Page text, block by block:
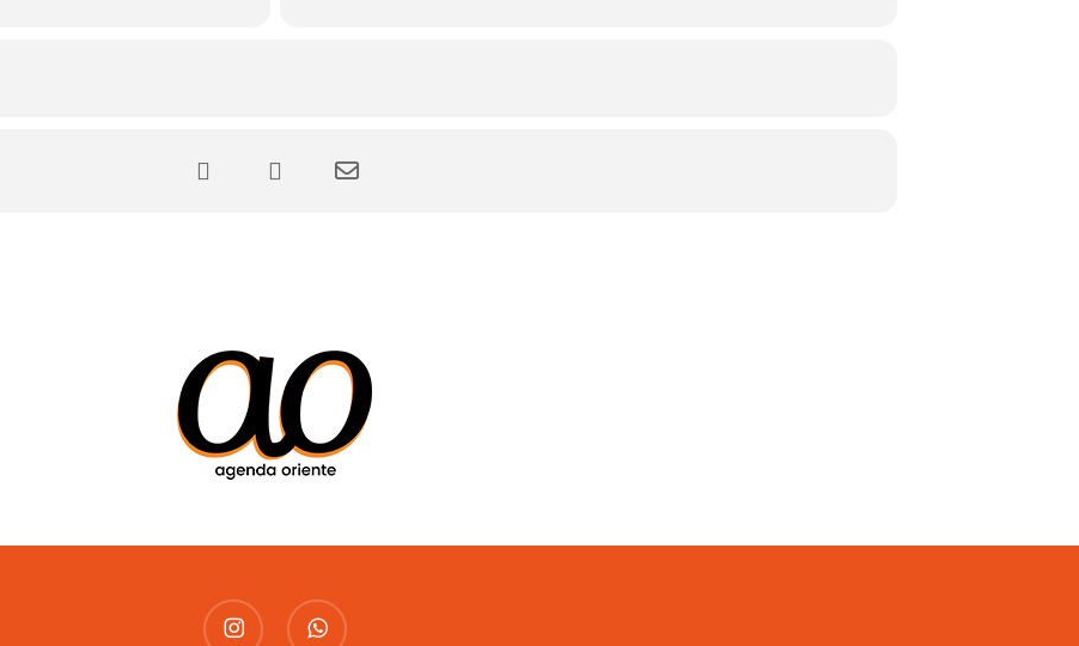
instagram whatsapp